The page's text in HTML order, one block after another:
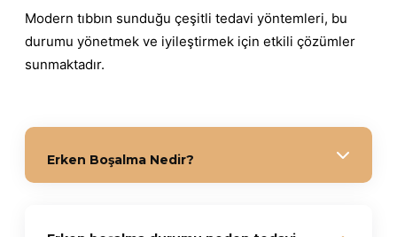
Modern tıbbın sunduğu çeşitli tedavi yöntemleri, bu
durumu yönetmek ve iyileştirmek için etkili çözümler
sunmaktadır.
Erken Boşalma Nedir?